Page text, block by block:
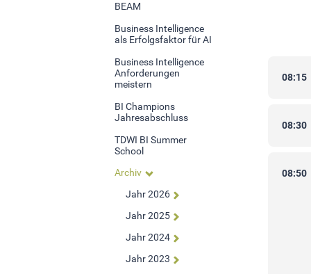
BEAM
Business Intelligence
als Erfolgsfaktor für AI
Business Intelligence
Anforderungen
meistern
BI Champions
Jahresabschluss
TDWI BI Summer
School
Archiv
Jahr 2026
Jahr 2025
Jahr 2024
Jahr 2023
08:15
08:30
08:50
MSCI Analytics
EXTERNE MEDIEN
Plattformen anzeigen zu können, werden von diesen
externen Medien Cookies gesetzt.